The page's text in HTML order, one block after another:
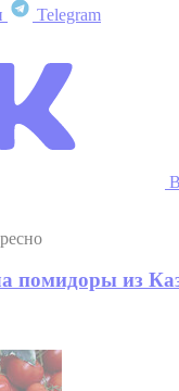
Telegram
помидоры из